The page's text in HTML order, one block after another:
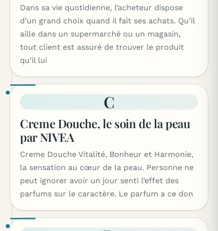
Dans sa vie quotidienne, l’acheteur dispose
d’un grand choix quand il fait ses achats. Qu’il
aille dans un supermarché ou un magasin,
tout client est assuré de trouver le produit
qu’il lui
C
Creme Douche, le soin de la peau
par NIVEA
Creme Douche Vitalité, Bonheur et Harmonie,
la sensation au cœur de la peau. Personne ne
peut ignorer avoir un jour senti l’effet des
parfums sur le caractère. Le parfum a ce don